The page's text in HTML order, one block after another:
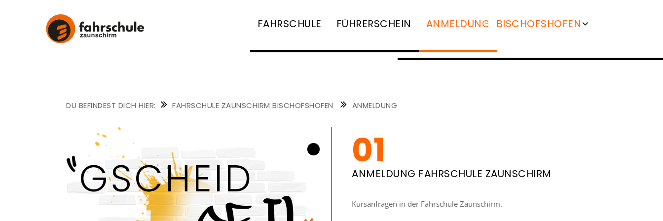
BISCHOFSHOFEN
SALZBURG
FAHRSCHULE FÜHRERSCHEIN ANMELDUNG
ZAUNSCHIRM
FAHRSCHULE ZAUNSCHIRM BISCHOFSHOFEN ANMELDUNG
GSCHEID ANMELDUNG FAHRSCHULE ZAUNSCHIRM
Kursanfragen in der Fahrschule Zaunschirm.